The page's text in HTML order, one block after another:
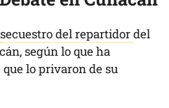
secuestro del repartidordel
según lo que ha
lo privaron de su